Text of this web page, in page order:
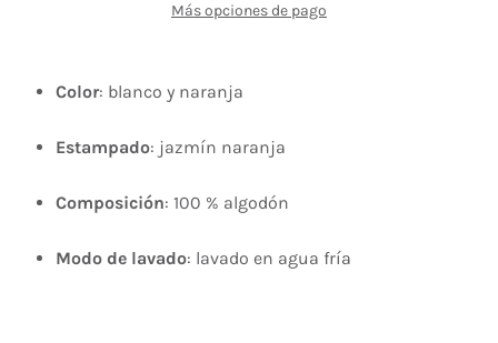
Más opciones de pago
Color: blanco y naranja
Estampado: jazmín naranja
Composición: 100 % algodón
Modo de lavado: lavado en agua fría